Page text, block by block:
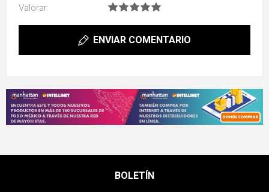
Valorar:
ENVIAR COMENTARIO
BOLETÍN